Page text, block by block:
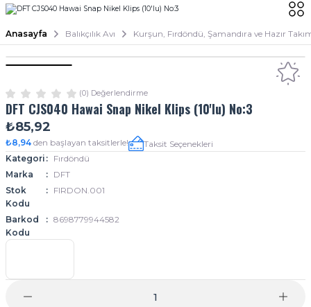
Anasayfa Balıkçılık Avı Kurşun, Fırdöndü, Şamandıra ve Hazır
(0) Değerlendirme
DFT CJS040 Hawai Snap Nikel Klips (10'lu) No:3
₺85,92
₺8,94 den başlayan taksitlerle!
Taksit Seçenekleri
Kategori
Fırdöndü
Marka
DFT
Stok
Kodu
FIRDON.001
Barkod
Kodu
8698779944582